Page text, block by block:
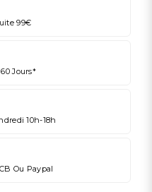
99€
Jours*
10h-18h
Ou Paypal